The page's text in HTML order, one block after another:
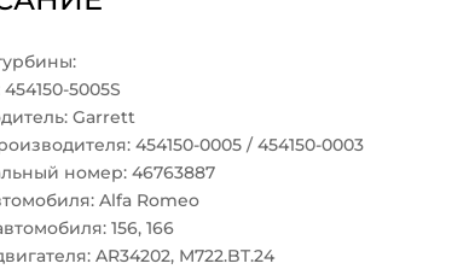
5005S
Garrett
454150-0005 / 454150-0003
номер: 46763887
Alfa Romeo
156, 166
AR34202, M722.BT.24